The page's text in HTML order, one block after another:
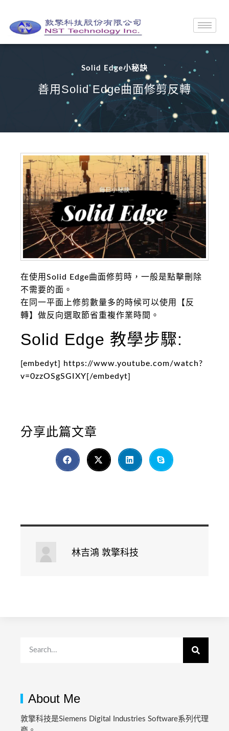
Solid Edge小秘訣
善用Solid Edge曲面修剪反轉
在使用Solid Edge曲面修剪時，一般是點擊刪除
不需要的面。
在同一平面上修剪數量多的時候可以使用【反
轉】做反向選取節省重複作業時間。
Solid Edge 教學步驟:
[embedyt] https://www.youtube.com/watch?
v=0zzOSgSGIXY[/embedyt]
分享此篇文章
林吉鴻 敦擎科技
About Me
敦擎科技是Siemens Digital Industries Software系列代理